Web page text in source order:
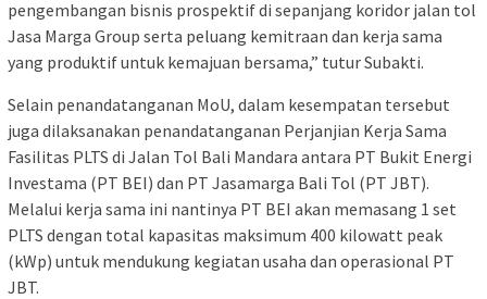
pengembangan bisnis prospektif di sepanjang koridor jalan tol
Jasa Marga Group serta peluang kemitraan dan kerja sama
yang produktif untuk kemajuan bersama,” tutur Subakti.
Selain penandatanganan MoU, dalam kesempatan tersebut
juga dilaksanakan penandatanganan Perjanjian Kerja Sama
Fasilitas PLTS di Jalan Tol Bali Mandara antara PT Bukit Energi
Investama (PT BEI) dan PT Jasamarga Bali Tol (PT JBT).
Melalui kerja sama ini nantinya PT BEI akan memasang 1 set
PLTS dengan total kapasitas maksimum 400 kilowatt peak
(kWp) untuk mendukung kegiatan usaha dan operasional PT
JBT.